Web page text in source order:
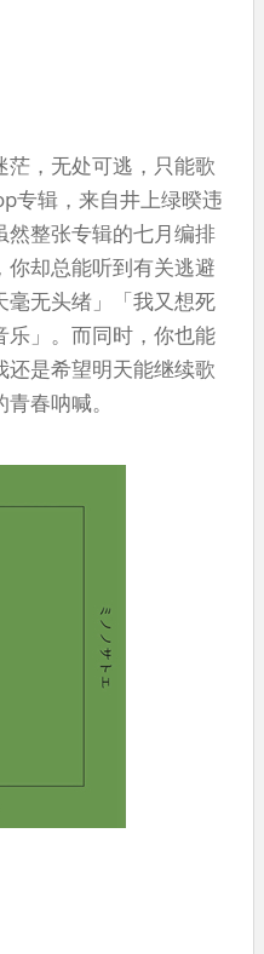
，无处可逃，只能歌
专辑，来自井上绿暌违
然整张专辑的七月编排
却总能听到有关逃避
毫无头绪」「我又想死
乐」。而同时，你也能
是希望明天能继续歌
春呐喊。